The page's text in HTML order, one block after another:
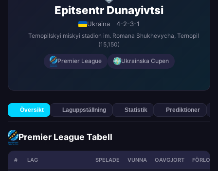
Epitsentr Dunayivtsi
Ukraina 4-2-3-1
Ternopilskyi miskyi stadion im. Romana Shukhevycha, Ternopil
(15,150)
Premier League Ukrainska Cupen
Översikt Laguppställning Statistik Prediktioner
Premier League Tabell
# LAG SPELADE VUNNA OAVGJORT